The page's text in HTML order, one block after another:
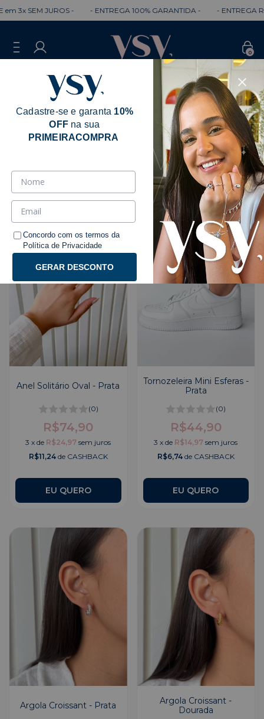
3x SEM JUROS - - ENTREGA 100% GARANTIDA - - ENTREGA
0
Erro - 404
Desculpe, mas a página que você está
procurando não existe.
Talvez você se interesse pelos seguintes produtos.
Anel Solitário Oval - Prata
(0)
R$74,90
3 xde R$24,97 sem juros
R$11,24de CASHBACK
EU QUERO
Tornozeleira Mini Esferas -
Prata
(0)
R$44,90
3 xde R$14,97 sem juros
R$6,74de CASHBACK
Argola Croissant - Prata
Argola Croissant -
Dourada
Cadastre-se e garanta 10%
OFF na sua
PRIMEIRACOMPRA
Concordo com os termos da
Política de Privacidade
GERAR DESCONTO